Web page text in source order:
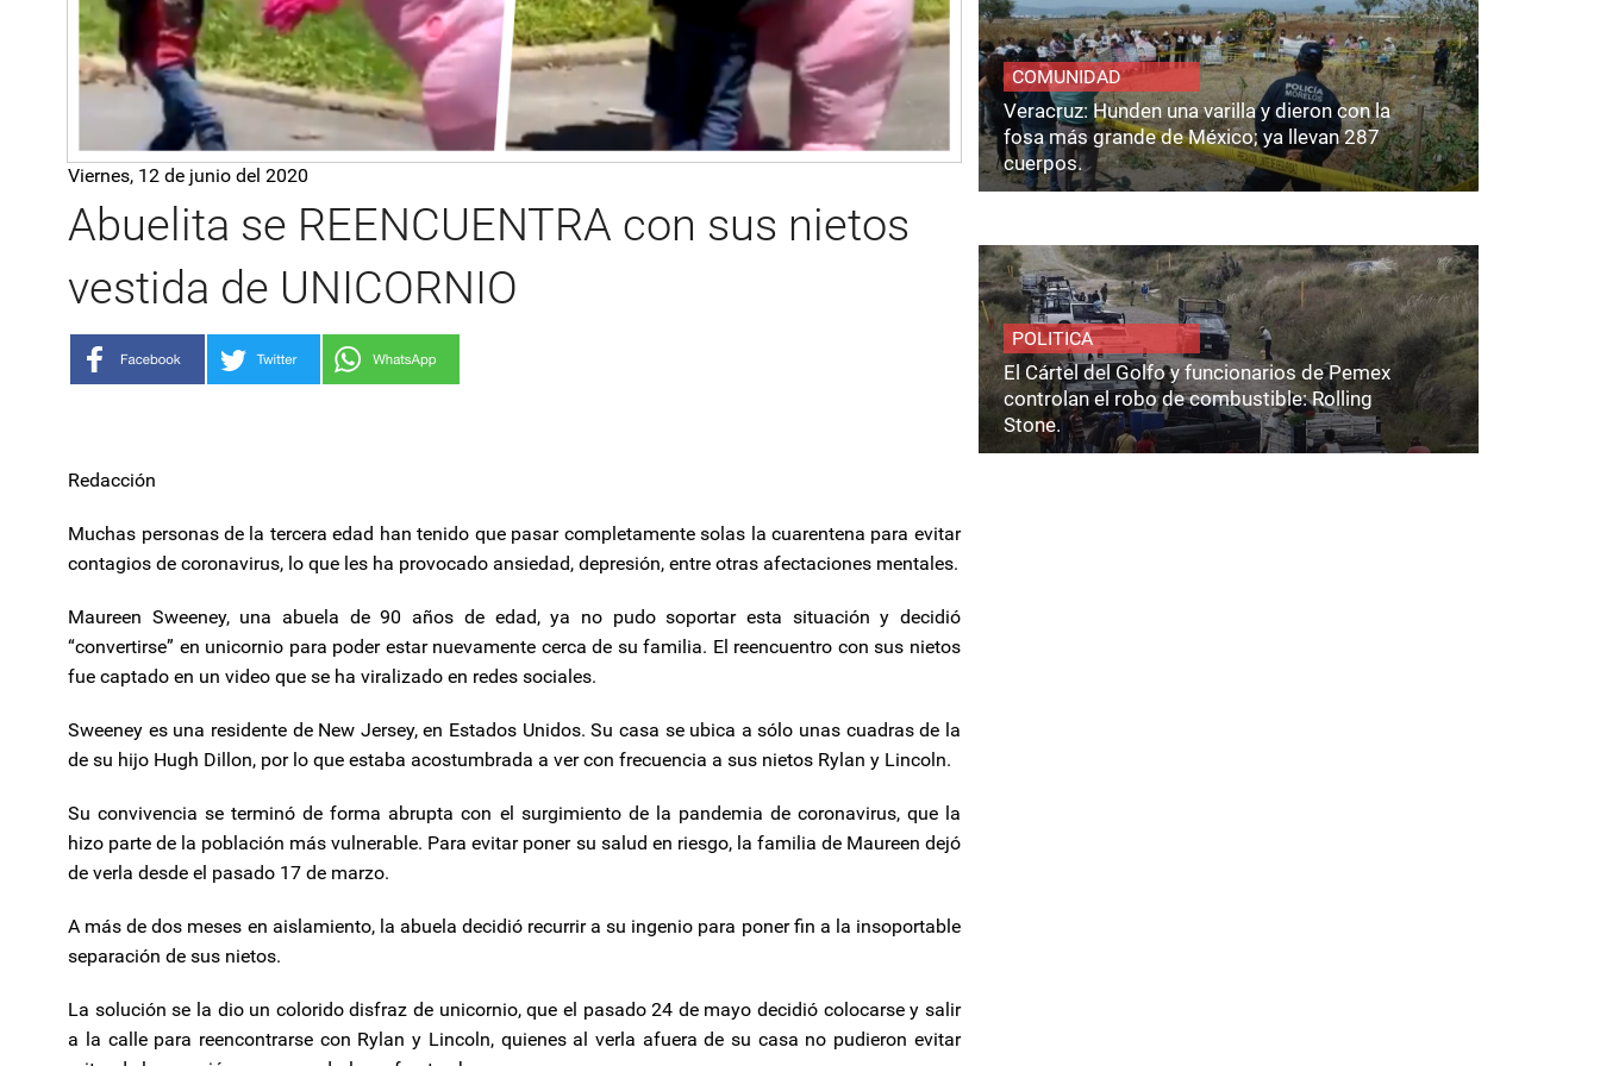
Viernes, 12 de junio del 2020
Abuelita se REENCUENTRA con sus nietos
vestida de UNICORNIO
Redacción
Muchas personas de la tercera edad han tenido que pasar completamente solas la cuarentena para evitar
contagios de coronavirus, lo que les ha provocado ansiedad, depresión, entre otras afectaciones mentales.
Maureen Sweeney, una abuela de 90 años de edad, ya no pudo soportar esta situación y decidió
“convertirse” en unicornio para poder estar nuevamente cerca de su familia. El reencuentro con sus nietos
fue captado en un video que se ha viralizado en redes sociales.
Sweeney es una residente de New Jersey, en Estados Unidos. Su casa se ubica a sólo unas cuadras de la
de su hijo Hugh Dillon, por lo que estaba acostumbrada a ver con frecuencia a sus nietos Rylan y Lincoln.
Su convivencia se terminó de forma abrupta con el surgimiento de la pandemia de coronavirus, que la
hizo parte de la población más vulnerable. Para evitar poner su salud en riesgo, la familia de Maureen dejó
de verla desde el pasado 17 de marzo.
A más de dos meses en aislamiento, la abuela decidió recurrir a su ingenio para poner fin a la insoportable
separación de sus nietos.
La solución se la dio un colorido disfraz de unicornio, que el pasado 24 de mayo decidió colocarse y salir
a la calle para reencontrarse con Rylan y Lincoln, quienes al verla afuera de su casa no pudieron evitar
COMUNIDAD
Veracruz: Hunden una varilla y dieron con la
fosa más grande de México; ya llevan 287
cuerpos.
POLITICA
El Cártel del Golfo y funcionarios de Pemex
controlan el robo de combustible: Rolling
Stone.